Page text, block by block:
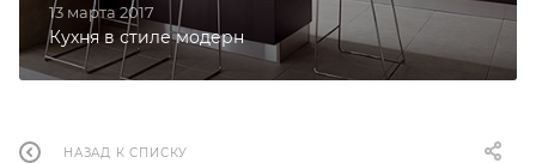
13 марта 2017
Кухня в стиле модерн
НАЗАД К СПИСКУ